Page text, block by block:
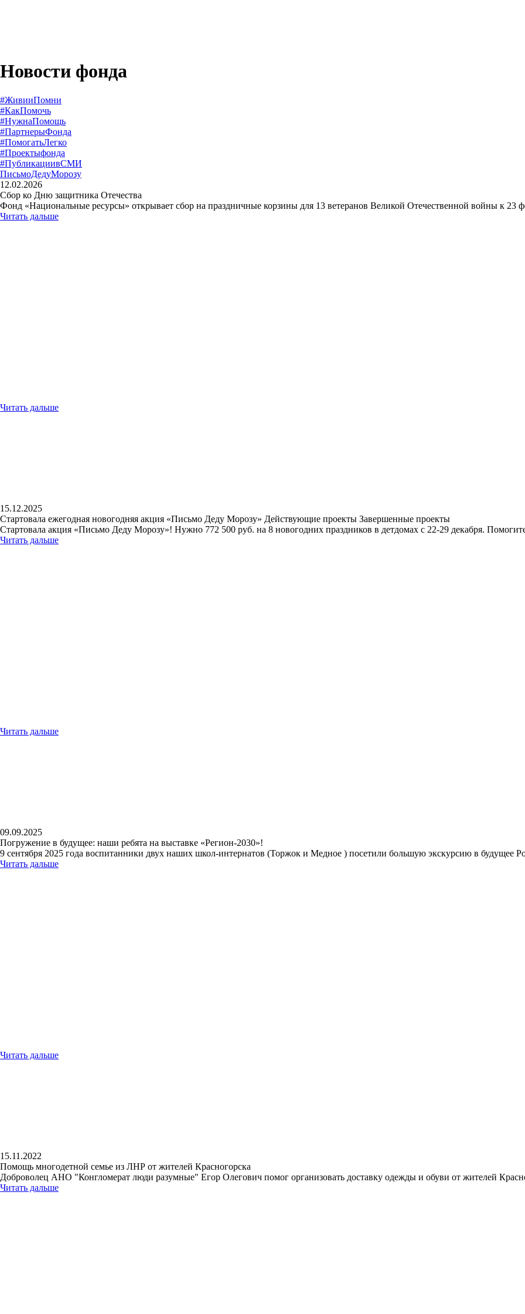
Новости фонда
#ЖивииПомни
#КакПомочь
#НужнаПомощь
#ПартнерыФонда
#ПомогатьЛегко
#Проектыфонда
#ПубликациивСМИ
ПисьмоДедуМорозу
12.02.2026
Сбор ко Дню защитника Отечества
Фонд «Национальные ресурсы» открывает сбор на праздничные корзины для 13 ветеранов Великой Отечественной войны к 23
Читать дальше
Читать дальше
15.12.2025
Стартовала ежегодная новогодняя акция «Письмо Деду Морозу» Действующие проекты Завершенные проекты
Стартовала акция «Письмо Деду Морозу»! Нужно 772 500 руб. на 8 новогодних праздников в детдомах с 22-29 декабря.
Читать дальше
Читать дальше
09.09.2025
Погружение в будущее: наши ребята на выставке «Регион-2030»!
9 сентября 2025 года воспитанники двух наших школ-интернатов (Торжок и Медное ) посетили большую экскурсию в будущее
Читать дальше
Читать дальше
15.11.2022
Помощь многодетной семье из ЛНР от жителей Красногорска
Доброволец АНО "Конгломерат люди разумные" Егор Олегович помог организовать доставку одежды и обуви от жителей
Читать дальше